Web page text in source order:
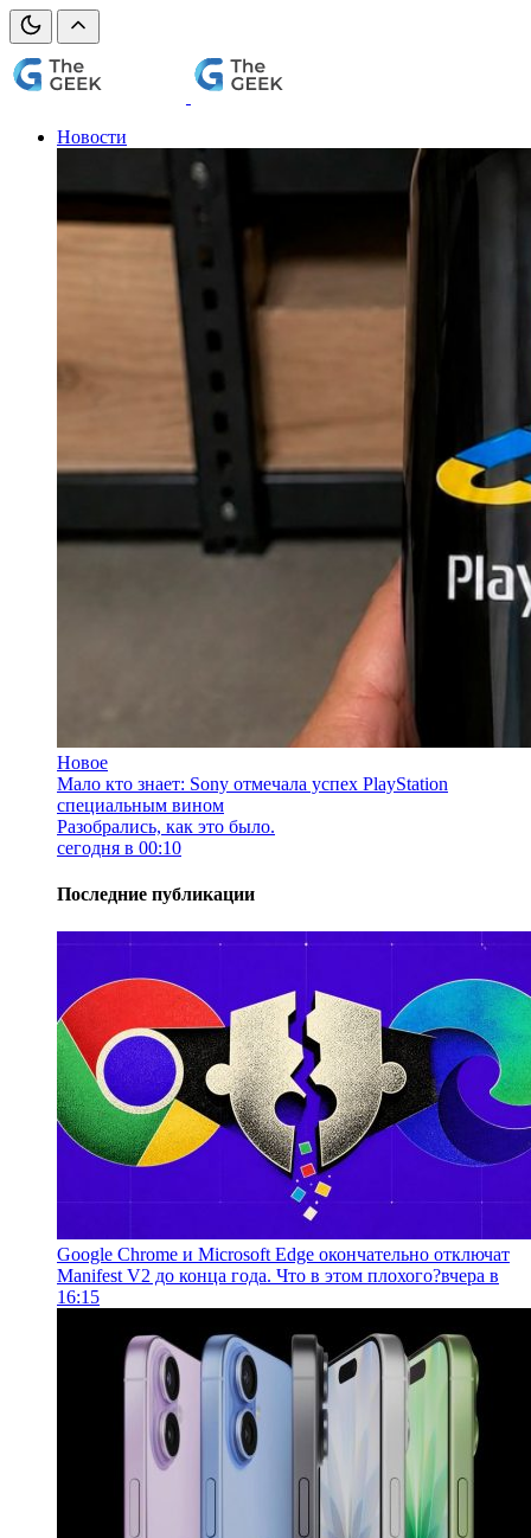
Новости
Новое
Мало кто знает: Sony отмечала успех PlayStation
специальным вином
Разобрались, как это было.
сегодня в 00:10
Последние публикации
Google Chrome и Microsoft Edge окончательно отключат
Manifest V2 до конца года. Что в этом плохого?вчера в
16:15